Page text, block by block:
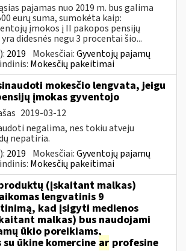
pajamas nuo 2019 m. bus galima
eurų suma, sumokėta kaip:
įmokos į II pakopos pensijų
didesnės negu 3 procentai šio...
2019 Mokesčiai:Gyventojų pajamų
Mokesčių pakeitimai
mokesčio lengvata, jeigu
įmokas gyventojo
2019-03-12
negalima, nes tokiu atveju
nepatiria.
2019 Mokesčiai:Gyventojų pajamų
Mokesčių pakeitimai
(įskaitant malkas)
lengvatinis 9
kad įsigyti medienos
malkas) bus naudojami
ūkio poreikiams,
su ūkine komercine ar profesine